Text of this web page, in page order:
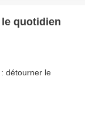
quotidien